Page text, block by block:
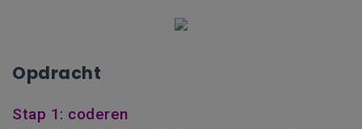
Opdracht
Stap 1: coderen